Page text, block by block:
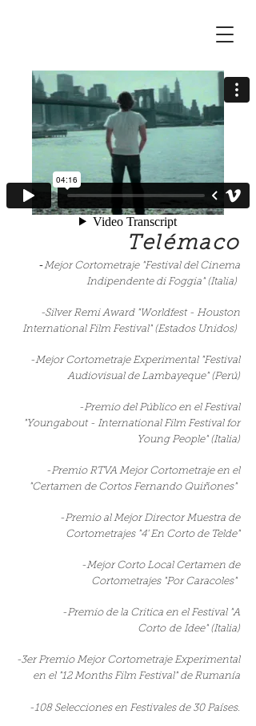
Telémaco
-Mejor Cortometraje "Festival del Cinema
Indipendente di Foggia" (Italia)
-Silver Remi Award "Worldfest - Houston
International Film Festival" (Estados Unidos)
-Mejor Cortometraje Experimental "Festival
Audiovisual de Lambayeque" (Perú)
-Premio del Público en el Festival
"Youngabout - International Film Festival for
Young People" (Italia)
-Premio RTVA Mejor Cortometraje en el
"Certamen de Cortos Fernando Quiñones"
-Premio al Mejor Director Muestra de
Cortometrajes "4' En Corto de Telde"
-Mejor Corto Local Certamen de
Cortometrajes "Por Caracoles"
-Premio de la Critica en el Festival "A
Corto de Idee" (Italia)
-3er Premio Mejor Cortometraje Experimental
en el "12 Months Film Festival" de Rumanía
-108 Selecciones en Festivales de 30 Países.